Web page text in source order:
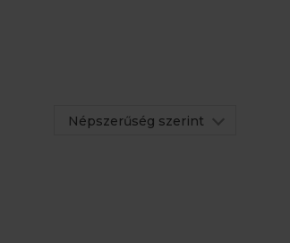
Népszerűség szerint